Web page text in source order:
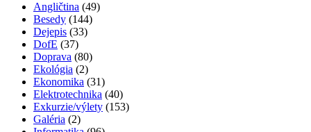
Angličtina (49)
Besedy (144)
Dejepis (33)
DofE (37)
Doprava (80)
Ekológia (2)
Ekonomika (31)
Elektrotechnika (40)
Exkurzie/výlety (153)
Galéria (2)